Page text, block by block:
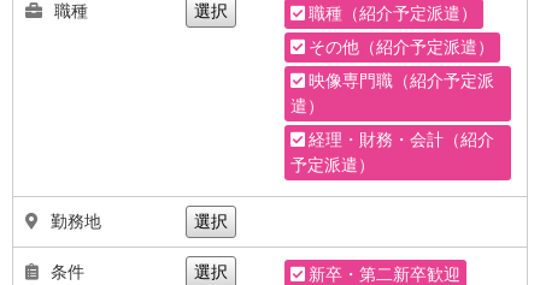
職種 選択
職種（紹介予定派遣）
その他（紹介予定派遣）
映像専門職（紹介予定派
遣）
経理・財務・会計（紹介
予定派遣）
勤務地 選択
条件 選択 新卒・第二新卒歓迎